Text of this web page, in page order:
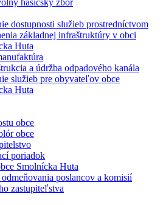
hasičský zbor
dostupnosti služieb prostredníctvom
základnej infraštruktúry v obci
Huta
a údržba odpadového kanála
služieb pre obyvateľov obce
Huta
obce
obce
poriadok
Smolnícka Huta
odmeňovania poslancov a komisií
zastupiteľstva